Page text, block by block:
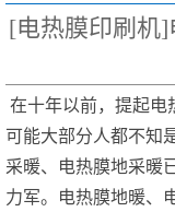
[电热膜印刷机
在十年以前，提起电
可能大部分人都不知
采暖、电热膜地采暖
力军。电热膜地暖、